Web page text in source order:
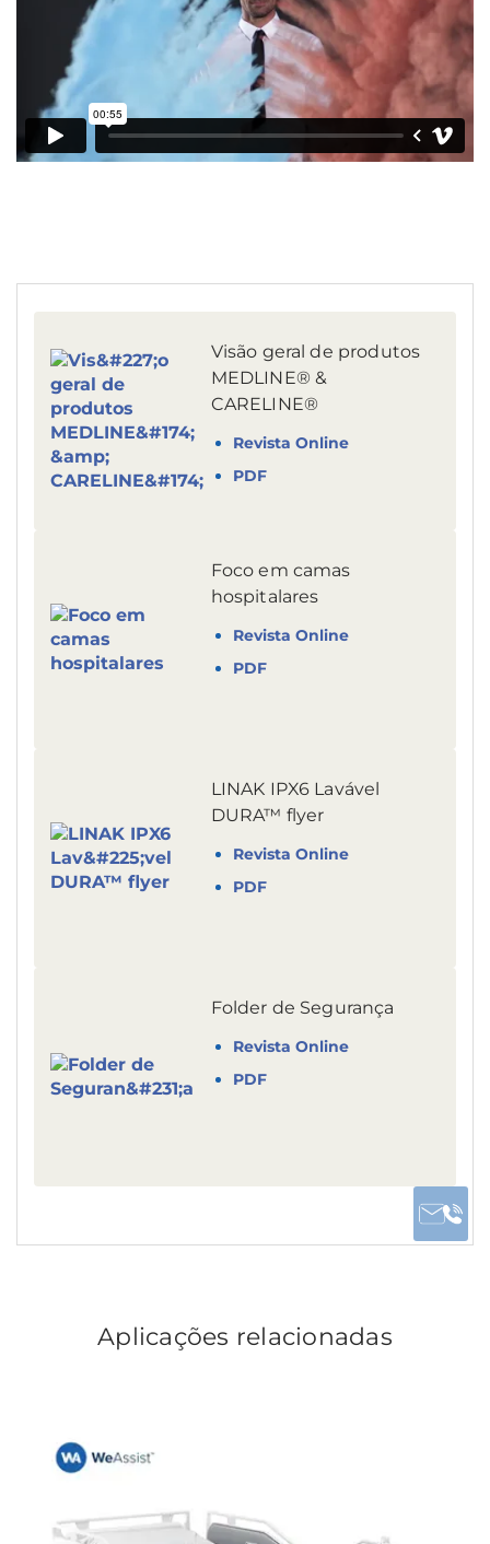
Visão geral de produtos
MEDLINE® &
CARELINE®
Revista Online
PDF
Foco em camas
hospitalares
Revista Online
PDF
LINAK IPX6 Lavável
DURA™ flyer
Revista Online
PDF
Folder de Segurança
Revista Online
PDF
Aplicações relacionadas